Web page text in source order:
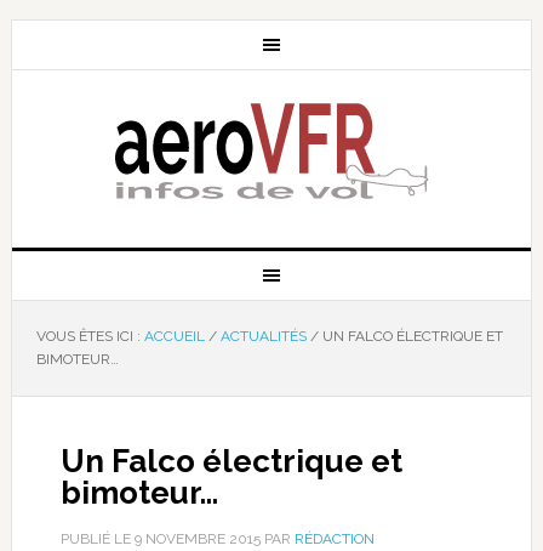
VOUS ÊTES ICI : ACCUEIL / ACTUALITÉS /UN FALCO ÉLECTRIQUE ET
BIMOTEUR…
Un Falco électrique et
bimoteur…
PUBLIÉ LE 9 NOVEMBRE 2015PAR RÉDACTION